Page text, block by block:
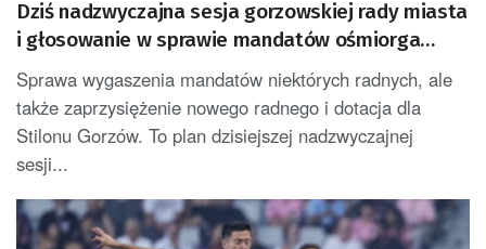
Dziś nadzwyczajna sesja gorzowskiej rady miasta
i głosowanie w sprawie mandatów ośmiorga
radnych
Sprawa wygaszenia mandatów niektórych radnych, ale
także zaprzysiężenie nowego radnego i dotacja dla
Stilonu Gorzów. To plan dzisiejszej nadzwyczajnej
sesji...